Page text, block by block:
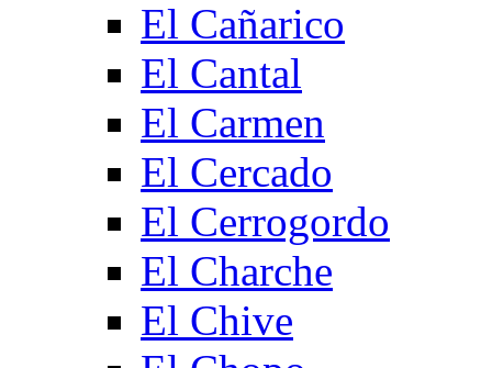
El Cañarico
El Cantal
El Carmen
El Cercado
El Cerrogordo
El Charche
El Chive